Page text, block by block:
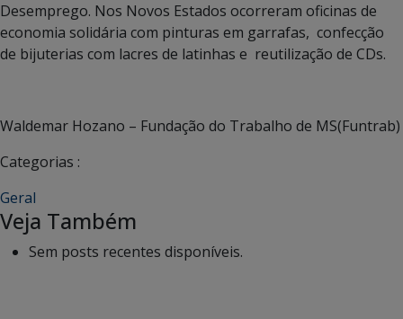
Desemprego. Nos Novos Estados ocorreram oficinas de
economia solidária com pinturas em garrafas, confecção
de bijuterias com lacres de latinhas e reutilização de CDs.
Waldemar Hozano – Fundação do Trabalho de MS(Funtrab)
Categorias :
Geral
Veja Também
Sem posts recentes disponíveis.